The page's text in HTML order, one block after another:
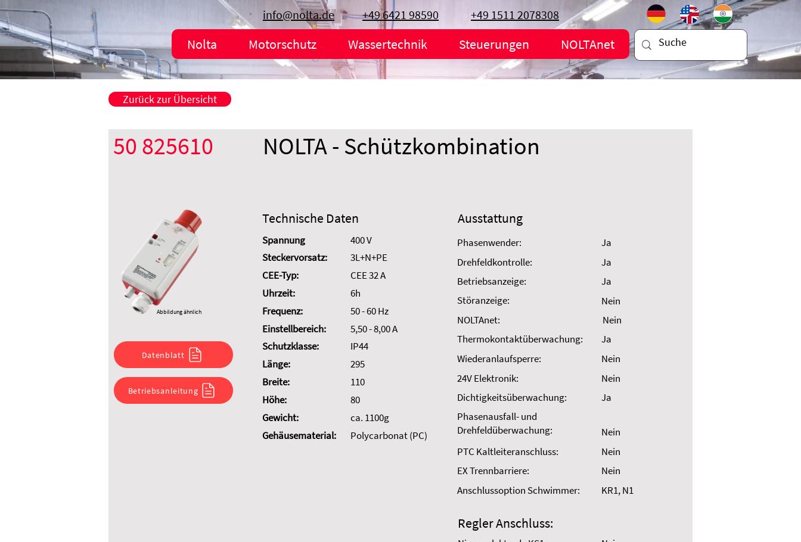
Nolta Motorschutz Wassertechnik Steuerungen NOLTAnet
info@nolta.de +49 6421 98590 +49 1511 2078308
Zurück zur Übersicht
50 825610 NOLTA - Schützkombination
Abbildung ähnlich
Datenblatt
Betriebsanleitung
Technische Daten
Spannung
Steckervorsatz:
CEE-Typ:
Uhrzeit:
Frequenz:
Einstellbereich:
Schutzklasse:
Länge:
Breite:
Höhe:
Gewicht:
Gehäusematerial:
400 V
3L+N+PE
CEE 32 A
6h
50 - 60 Hz
5,50 - 8,00 A
IP44
295
110
80
ca. 1100g
Polycarbonat (PC)
Ausstattung
Phasenwender:
Drehfeldkontrolle:
Betriebsanzeige:
Störanzeige:
NOLTAnet:
Thermokontaktüberwachung:
Wiederanlaufsperre:
24V Elektronik:
Dichtigkeitsüberwachung:
Phasenausfall- und
Drehfeldüberwachung:
PTC Kaltleiteranschluss:
EX Trennbarriere:
Anschlussoption Schwimmer:
Ja
Ja
Ja
Nein
Nein
Ja
Nein
Nein
Ja
Nein
Nein
Nein
KR1, N1
Regler Anschluss: